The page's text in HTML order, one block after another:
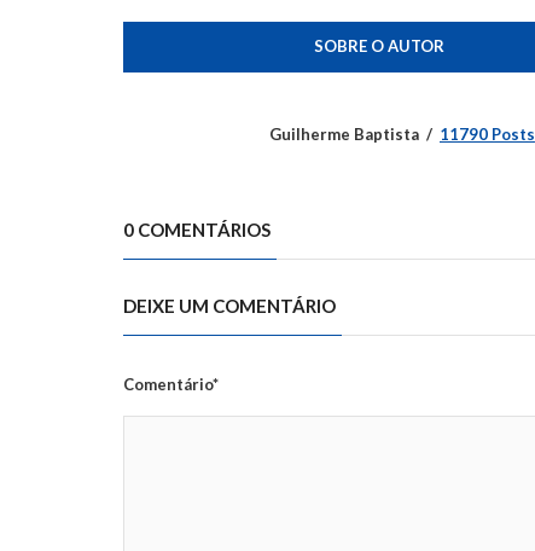
SOBRE O AUTOR
Guilherme Baptista 11790 Posts
0 COMENTÁRIOS
DEIXE UM COMENTÁRIO
Comentário*